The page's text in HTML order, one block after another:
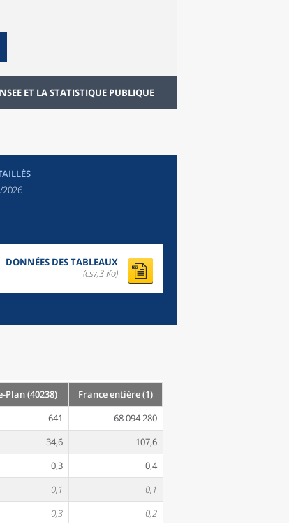
ET LA STATISTIQUE PUBLIQUE
2026
DONNÉES DES TABLEAUX
(csv,3 Ko)
Plan (40238)
France entière (1)
641
68 094 280
34,6
107,6
0,3
0,4
0,1
0,1
0,3
0,2